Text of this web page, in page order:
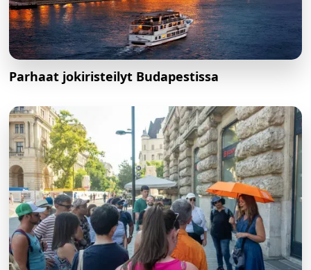
Parhaat jokiristeilyt Budapestissa